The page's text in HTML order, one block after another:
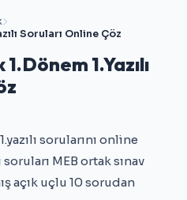
Soruları Online Çöz
1.Yazılı
sorularını online
MEB ortak sınav
açık uçlu 10 sorudan